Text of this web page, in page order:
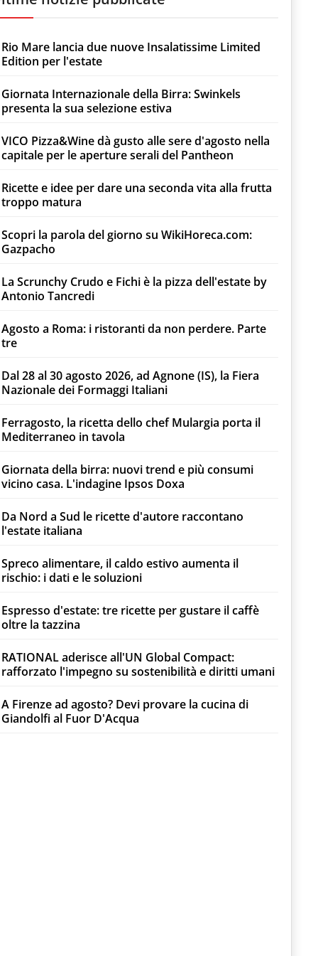
Rio Mare lancia due nuove Insalatissime Limited
Edition per l'estate
Giornata Internazionale della Birra: Swinkels
presenta la sua selezione estiva
VICO Pizza&Wine dà gusto alle sere d'agosto nella
capitale per le aperture serali del Pantheon
Ricette e idee per dare una seconda vita alla frutta
troppo matura
Scopri la parola del giorno su WikiHoreca.com:
Gazpacho
La Scrunchy Crudo e Fichi è la pizza dell'estate by
Antonio Tancredi
Agosto a Roma: i ristoranti da non perdere. Parte
tre
Dal 28 al 30 agosto 2026, ad Agnone (IS), la Fiera
Nazionale dei Formaggi Italiani
Ferragosto, la ricetta dello chef Mulargia porta il
Mediterraneo in tavola
Giornata della birra: nuovi trend e più consumi
vicino casa. L'indagine Ipsos Doxa
Da Nord a Sud le ricette d'autore raccontano
l'estate italiana
Spreco alimentare, il caldo estivo aumenta il
rischio: i dati e le soluzioni
Espresso d'estate: tre ricette per gustare il caffè
oltre la tazzina
RATIONAL aderisce all'UN Global Compact:
rafforzato l'impegno su sostenibilità e diritti umani
A Firenze ad agosto? Devi provare la cucina di
Giandolfi al Fuor D'Acqua